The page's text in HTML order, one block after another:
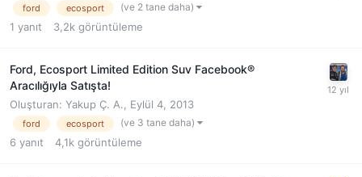
ford ecosport (ve 2 tane daha)
1 yanıt 3,2k görüntüleme
Ford, Ecosport Limited Edition Suv Facebook®
Aracılığıyla Satışta!
Oluşturan: Yakup Ç. A. Eylül 4, 2013
ford ecosport (ve 3 tane daha)
6 yanıt 4,1k görüntüleme